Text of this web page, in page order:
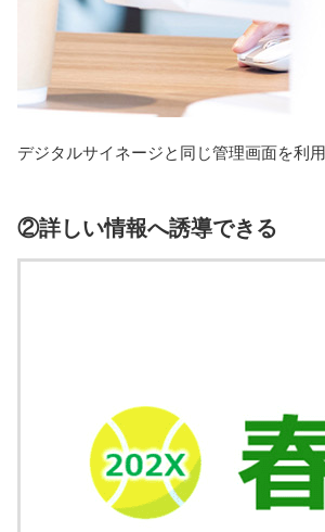
デジタルサイネージと同じ管理画面を利
②詳しい情報へ誘導できる